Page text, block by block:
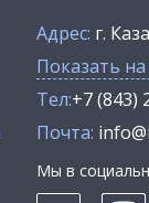
Адрес: г.
Показать
Тел:+7 (843)
Почта:
Мы в